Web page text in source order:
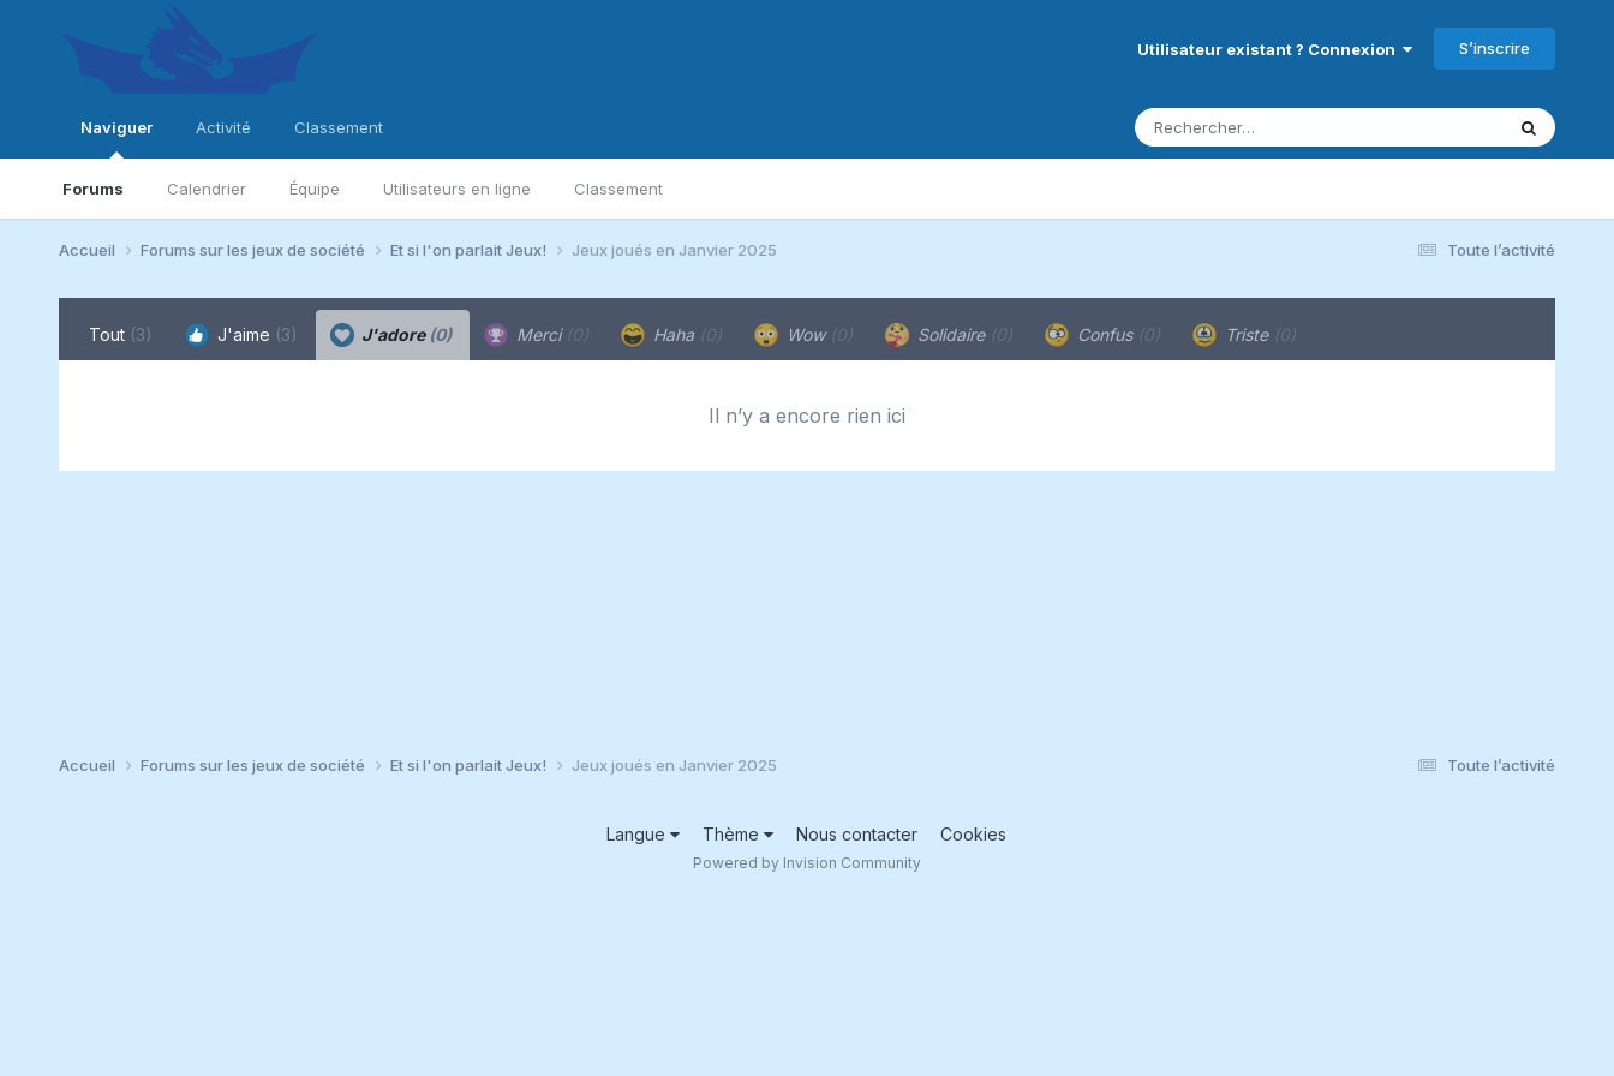
Utilisateur existant ? Connexion S’inscrire
Naviguer
Forums Calendrier Équipe Utilisateurs en ligne Classement
Activité Classement
Toute l’activité
Accueil Forums sur les jeux de société Et si l'on parlait Jeux! Jeux joués en Janvier 2025
Tout (3) J'aime (3) J'adore (0) Merci (0) Haha (0) Wow (0) Solidaire (0) Confus (0) Triste (0)
Il n’y a encore rien ici
Toute l’activité
Accueil Forums sur les jeux de société Et si l'on parlait Jeux! Jeux joués en Janvier 2025
Langue Thème Nous contacter Cookies
Powered by Invision Community